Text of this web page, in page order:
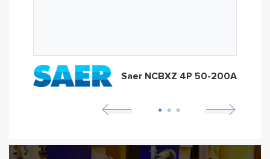
Saer NCBXZ 4P 50-200A